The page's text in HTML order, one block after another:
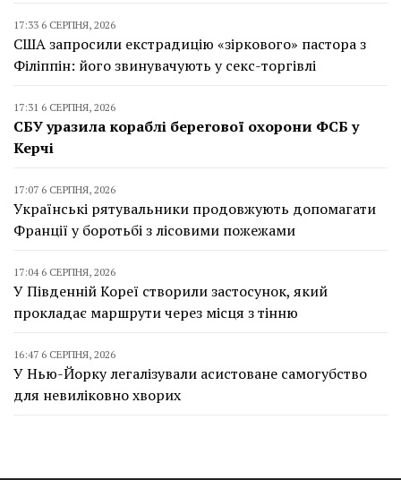
17:33 6 СЕРПНЯ, 2026
США запросили екстрадицію «зіркового» пастора з
Філіппін: його звинувачують у секс-торгівлі
17:31 6 СЕРПНЯ, 2026
СБУ уразила кораблі берегової охорони ФСБ у
Керчі
17:07 6 СЕРПНЯ, 2026
Українські рятувальники продовжують допомагати
Франції у боротьбі з лісовими пожежами
17:04 6 СЕРПНЯ, 2026
У Південній Кореї створили застосунок, який
прокладає маршрути через місця з тінню
16:47 6 СЕРПНЯ, 2026
У Нью-Йорку легалізували асистоване самогубство
для невиліковно хворих